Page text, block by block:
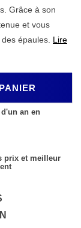
Grâce à son
et vous
épaules. Lire
an en
prix et meilleur